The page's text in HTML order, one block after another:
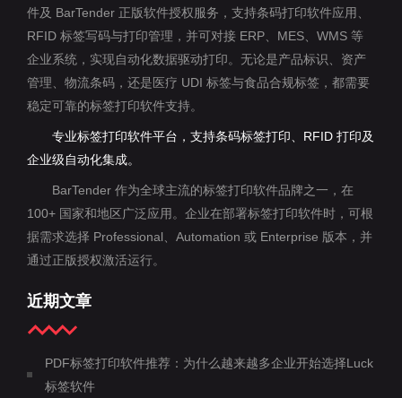
件及 BarTender 正版软件授权服务，支持条码打印软件应用、
RFID 标签写码与打印管理，并可对接 ERP、MES、WMS 等
企业系统，实现自动化数据驱动打印。无论是产品标识、资产
管理、物流条码，还是医疗 UDI 标签与食品合规标签，都需要
稳定可靠的标签打印软件支持。
专业标签打印软件平台，支持条码标签打印、RFID 打印及
企业级自动化集成。
BarTender 作为全球主流的标签打印软件品牌之一，在
100+ 国家和地区广泛应用。企业在部署标签打印软件时，可根
据需求选择 Professional、Automation 或 Enterprise 版本，并
通过正版授权激活运行。
近期文章
PDF标签打印软件推荐：为什么越来越多企业开始选择Luck
标签软件